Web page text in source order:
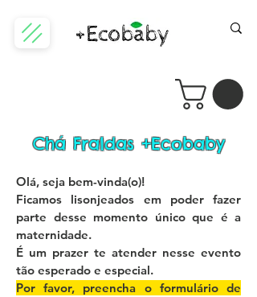
Chá Fraldas +Ecobaby
Olá, seja bem-vinda(o)!
Ficamos lisonjeados em poder fazer
parte desse momento único que é a
maternidade.
É um prazer te atender nesse evento
tão esperado e especial.
Por favor, preencha o formulário de